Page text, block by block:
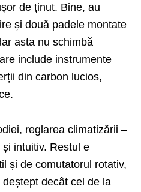
de ținut. Bine, au
și două padele montate
asta nu schimbă
include instrumente
din carbon lucios,
reglarea climatizării –
intuitiv. Restul e
și de comutatorul rotativ,
decât cel de la